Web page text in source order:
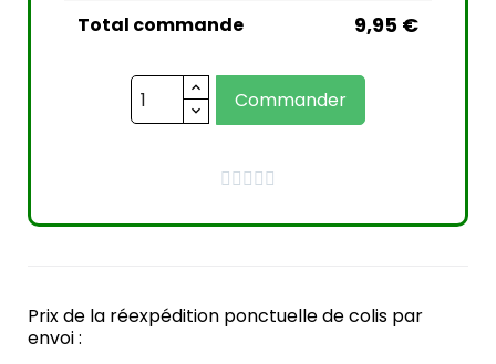
Total commande 9,95 €
Commander
    
Prix de la réexpédition ponctuelle de colis par
envoi :